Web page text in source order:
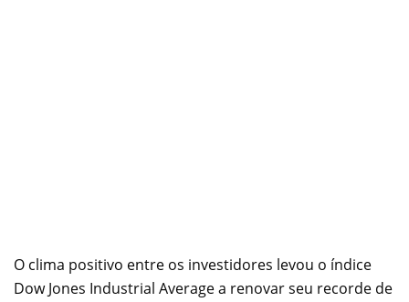
O clima positivo entre os investidores levou o índice
Dow Jones Industrial Average a renovar seu recorde de